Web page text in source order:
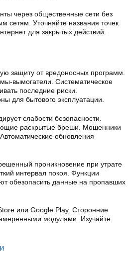
через общественные сети без
сетям. Уточняйте названия точек
для закрытых действий.
защиту от вредоносных программ.
вымогатели. Систематическое
последние риски.
для бытового эксплуатации.
слабости безопасности.
раскрытые бреши. Мошенники
обновления
проникновение при утрате
интервал покоя. Функции
обезопасить данные на пропавших
или Google Play. Сторонние
модулями. Изучайте